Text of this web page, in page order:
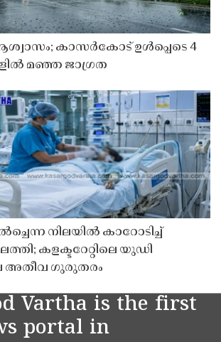
ആശ്വാസം; കാസർകോട് ഉൾപ്പെടെ 4
മഞ്ഞ ജാഗ്രത
നിലയിൽ കാറോടിച്ച്
കളക്ടറേറ്റിലെ യുഡി
അതീവ ഗുരുതരം
Vartha is the first
portal in